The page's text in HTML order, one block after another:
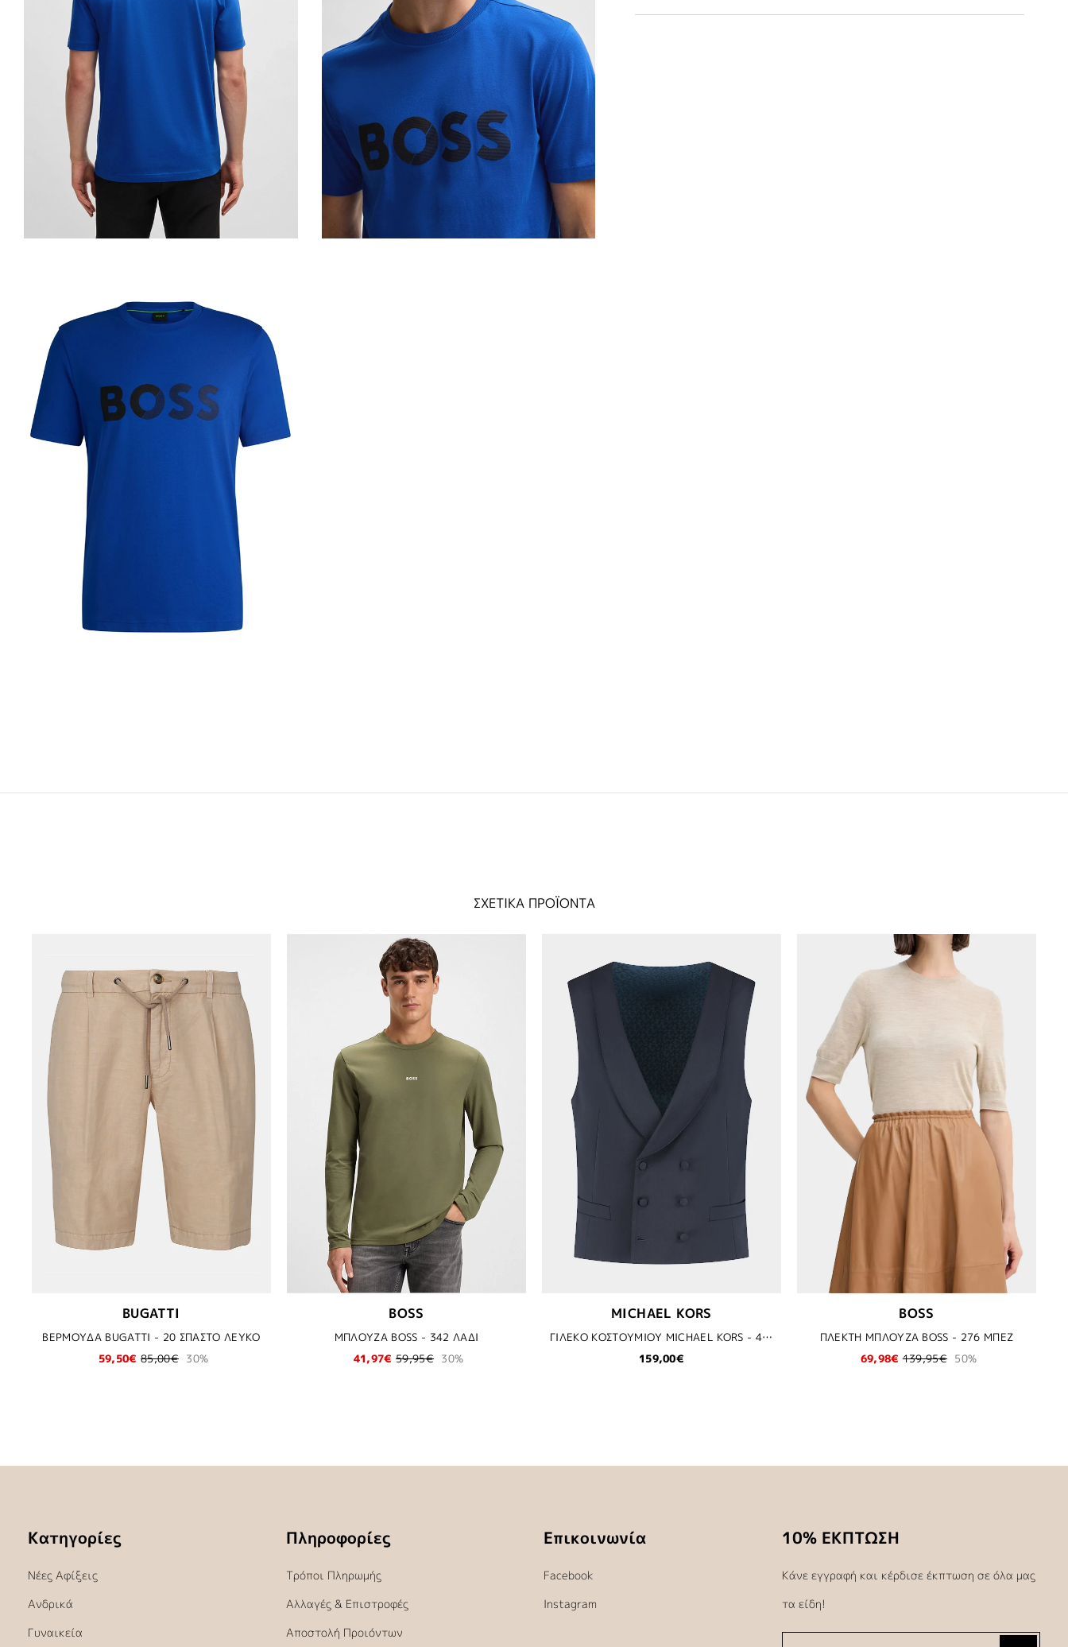
ΣΧΕΤΙΚΑ ΠΡΟΪΟΝΤΑ
BUGATTI
ΒΕΡΜΟΥΔΑ BUGATTI - 20 ΣΠΑΣΤΟ ΛΕΥΚΟ
59,50€ 85,00€ 30%
BOSS
ΜΠΛΟΥΖΑ BOSS - 342 ΛΑΔΙ
41,97€ 59,95€ 30%
MICHAEL KORS
ΓΙΛΕΚΟ ΚΟΣΤΟΥΜΙΟΥ MICHAEL KORS - 411 ΜΠΛΕ
159,00€
BOSS
ΠΛΕΚΤΗ ΜΠΛΟΥΖΑ BOSS - 276 ΜΠΕΖ
69,98€ 139,95€ 50%
Κατηγορίες
Νέες Αφίξεις
Ανδρικά
Γυναικεία
Πληροφορίες
Τρόποι Πληρωμής
Αλλαγές & Επιστροφές
Αποστολή Προιόντων
Επικοινωνία
Facebook
Instagram
10% ΕΚΠΤΩΣΗ
Κάνε εγγραφή και κέρδισε έκπτωση σε όλα μας
τα είδη!